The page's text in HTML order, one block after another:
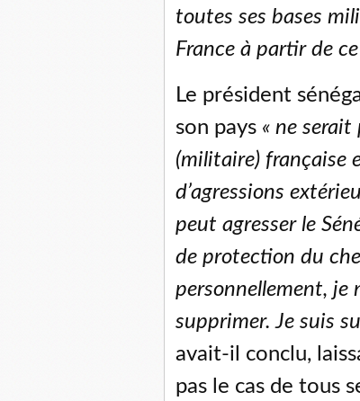
toutes ses bases
France à partir de
Le président
son pays « ne
(militaire) française
d’agressions
peut agresser le
de protection du
personnellement, je
supprimer. Je suis
avait-il conclu,
pas le cas de tous